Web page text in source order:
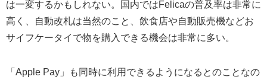
は一変するかもしれない。国内ではFelicaの普及率は非常に
高く、自動改札は当然のこと、飲食店や自動販売機などお
サイフケータイで物を購入できる機会は非常に多い。
「Apple Pay」も同時に利用できるようになるとのことなの